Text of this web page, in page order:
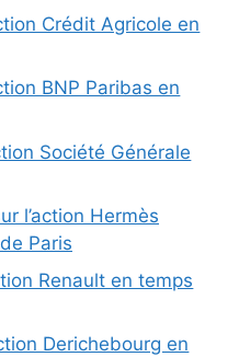
Crédit Agricole en
BNP Paribas en
Société Générale
l’action Hermès
Paris
Renault en temps
Derichebourg en